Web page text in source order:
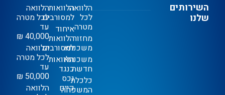
השירותים
שלנו
הלוואה
לכל
מטרה
מחזור
משכנתא
משכנתא
חדשה
כלכלת
המשפחה
הלוואות
למסורבים
איחוד
הלוואות
למסורבים
הלוואות
כנגד
נכס
קיים
הלוואה
לכל מטרה
עד
40,000 ₪
הלוואה
לכל מטרה
עד
50,000 ₪
הלוואה